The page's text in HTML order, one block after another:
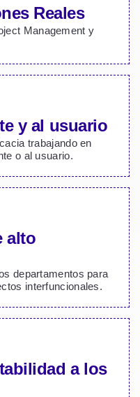
Reales
Management y
y al usuario
trabajando en
o al usuario.
alto
departamentos para
interfuncionales.
a los